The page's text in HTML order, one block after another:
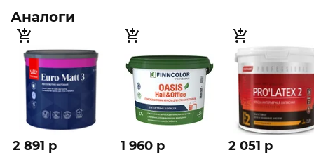
Аналоги
2 891 p 1 960 p 2 051 p